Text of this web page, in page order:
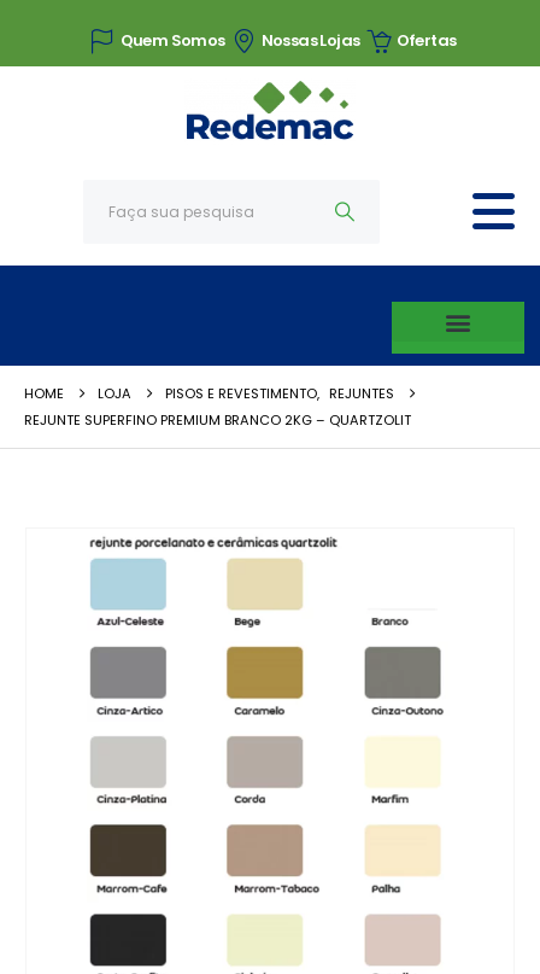
Quem Somos Nossas Lojas Ofertas
HOME LOJA PISOS E REVESTIMENTO, REJUNTES
REJUNTE SUPERFINO PREMIUM BRANCO 2KG – QUARTZOLIT